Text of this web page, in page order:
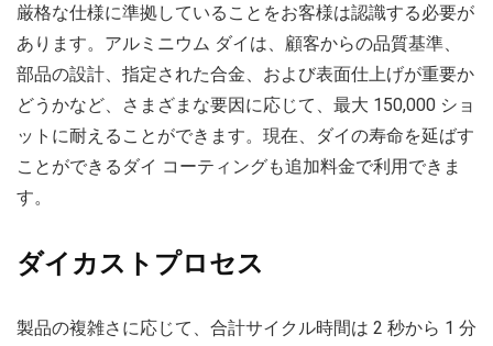
厳格な仕様に準拠していることをお客様は認識する必要が
あります。アルミニウム ダイは、顧客からの品質基準、
部品の設計、指定された合金、および表面仕上げが重要か
どうかなど、さまざまな要因に応じて、最大 150,000 ショ
ットに耐えることができます。現在、ダイの寿命を延ばす
ことができるダイ コーティングも追加料金で利用できま
す。
ダイカストプロセス
製品の複雑さに応じて、合計サイクル時間は 2 秒から 1 分